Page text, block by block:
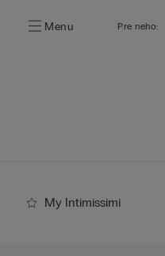
Menu Pre neho:
My Intimissimi